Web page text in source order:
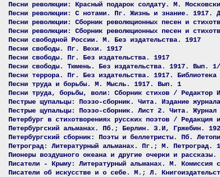
Песни революции: Красный подарок солдату. М.
Песни революции: С нотами. Пг. Жизнь и знание. 1917.
Песни революции: Сборник революционных песен и
Песни революции: Сборник революционных песен и
Песни свободной России. М. Без издательства. 1917
Песни свободы. Пг. Вехи. 1917
Песни свободы. Пг. Без издательства. 1917
Песни свободы. Тюмень. Без издательства. 1917. Вып.
Песни террора. Пг. Без издательства. 1917. Библиотека
Песни труда и борьбы. М. Мысль. 1917. Вып. 1
Песни труда, борьбы, воли: Сборник стихов /
Пестрые щупальцы: Поэзо-сборник. Чита. Издание
Пестрые щупальцы: Поэзо-сборник. Лист 2. Чита.
Петербург в стихотворениях русских поэтов /
Петербургский альманах. Пб.; Берлин. З.И, Гржебин.
Петербургский сборник: Поэты и беллетристы. Пб.
Петроград: Литературный альманах. Пг.; М. Петроград.
Пионеры воздушного океана и другие очерки и
Писатели - Крыму: Литературный альманах. М. Комиссия
Писатели об искусстве и о себе. М.; Л.